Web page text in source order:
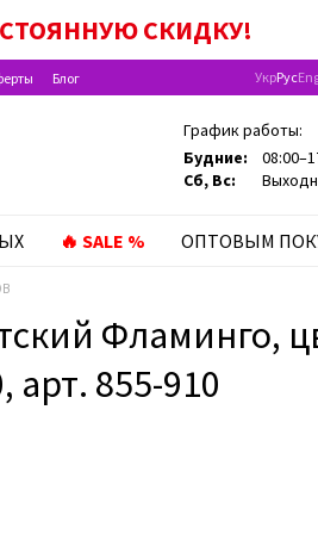
СКИДКУ!
НА РЕБEНКА ДО
Блог
УкрРус
График работы:
Будние:
Сб, Вс:
🔥 SALE % ОПТОВЫМ
Фламинго,
855-910